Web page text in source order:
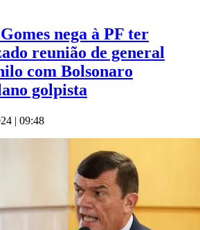
nega à PF ter
reunião de general
com Bolsonaro
golpista
| 09:48